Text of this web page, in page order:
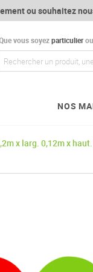
ou souhaitez
vous soyezparticulierou
NOS
x larg. 0,12m x